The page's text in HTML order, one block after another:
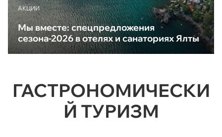
АКЦИИ
Мы вместе: спецпредложения
сезона-2026 в отелях и санаториях Ялты
ГАСТРОНОМИЧЕСКИ
Й ТУРИЗМ